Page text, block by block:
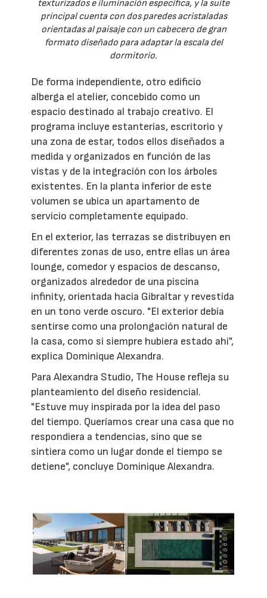
texturizados e iluminación específica, y la suite
principal cuenta con dos paredes acristaladas
orientadas al paisaje con un cabecero de gran
formato diseñado para adaptar la escala del
dormitorio.
De forma independiente, otro edificio
alberga el atelier, concebido como un
espacio destinado al trabajo creativo. El
programa incluye estanterías, escritorio y
una zona de estar, todos ellos diseñados a
medida y organizados en función de las
vistas y de la integración con los árboles
existentes. En la planta inferior de este
volumen se ubica un apartamento de
servicio completamente equipado.
En el exterior, las terrazas se distribuyen en
diferentes zonas de uso, entre ellas un área
lounge, comedor y espacios de descanso,
organizados alrededor de una piscina
infinity, orientada hacia Gibraltar y revestida
en un tono verde oscuro. "El exterior debía
sentirse como una prolongación natural de
la casa, como si siempre hubiera estado ahí",
explica Dominique Alexandra.
Para Alexandra Studio, The House refleja su
planteamiento del diseño residencial.
"Estuve muy inspirada por la idea del paso
del tiempo. Queríamos crear una casa que no
respondiera a tendencias, sino que se
sintiera como un lugar donde el tiempo se
detiene", concluye Dominique Alexandra.